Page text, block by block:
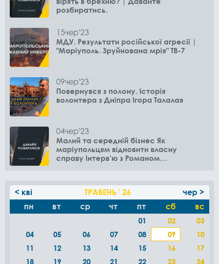
розбиратись.
15чер'23
МДУ. Результати російської агресії |
"Маріуполь. Зруйнована мрія" ТВ-7
09чер'23
Повернувся з полону. Історія
волонтера з Дніпра Ігора Талалая
04чер'23
Малий та середній бізнес Як
маріупольцям відновити власну
справу Інтерв’ю з Романом
< кві ТРАВЕНЬ ' 26
чер >
пн
вт ср чт пт сб вс
01 02
03
04
05 06 07 08 09
10
11
12 13 14 15 16
17
18
19 20 21 22 23
24